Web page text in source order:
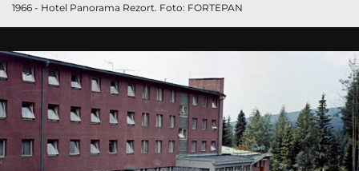
1966 - Hotel Panorama Rezort. Foto: FORTEPAN